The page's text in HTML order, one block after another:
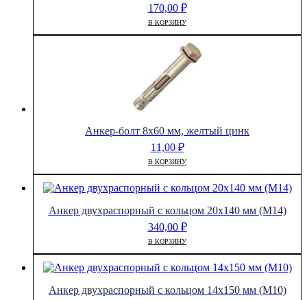
170,00 ₽
В КОРЗИНУ
Анкер-болт 8х60 мм, желтый цинк
11,00 ₽
В КОРЗИНУ
Анкер двухраспорный с кольцом 20х140 мм (М14)
340,00 ₽
В КОРЗИНУ
Анкер двухраспорный с кольцом 14х150 мм (М10)